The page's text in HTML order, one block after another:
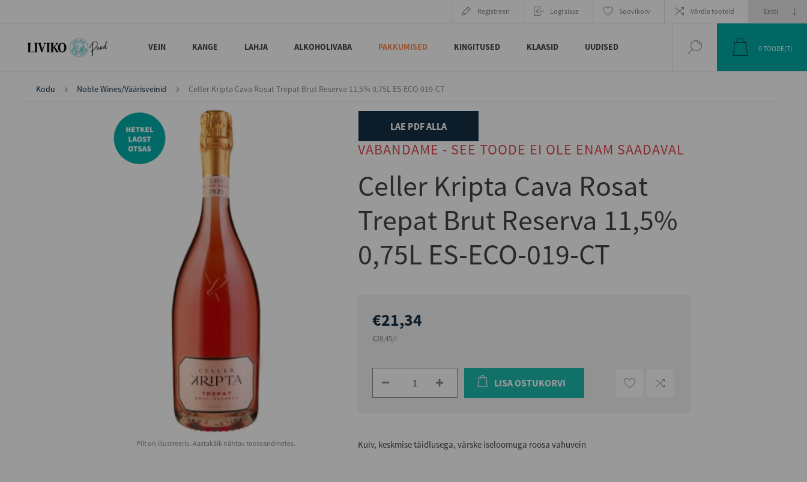
Registreeri Logi sisse Soovikorv Võrdle tooteid
VEIN KANGE LAHJA ALKOHOLIVABA PAKKUMISED KINGITUSED KLAASID UUDISED 0TOODE(T)
Kodu Noble Wines/Väärisveinid Celler Kripta Cava Rosat Trepat Brut Reserva 11,5% 0,75L ES-ECO-019-CT
Pilt on illustreeriv. Aastakäik nähtav tooteandmetes.
LAE PDF ALLA
VABANDAME - SEE TOODE EI OLE ENAM SAADAVAL
Celler Kripta Cava Rosat
Trepat Brut Reserva 11,5%
0,75L ES-ECO-019-CT
€21,34
€28,45/l
LISA OSTUKORVI
Kuiv, keskmise täidlusega, värske iseloomuga roosa vahuvein